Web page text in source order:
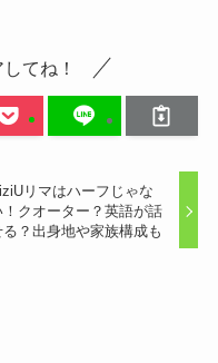
てね！
リマはハーフじゃな
！クオーター？英語が話
る？出身地や家族構成も